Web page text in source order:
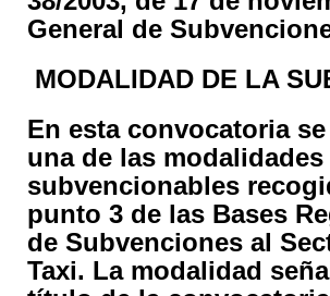
General de
MODALIDAD DE LA
En esta convocatoria
una de las modalidades
subvencionables
punto 3 de las Bases
de Subvenciones al
Taxi. La modalidad